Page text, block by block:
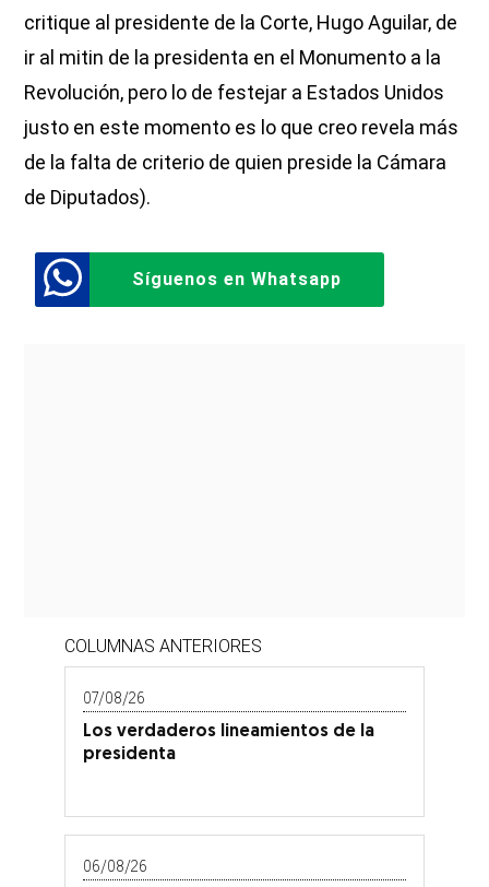
critique al presidente de la Corte, Hugo Aguilar, de
ir al mitin de la presidenta en el Monumento a la
Revolución, pero lo de festejar a Estados Unidos
justo en este momento es lo que creo revela más
de la falta de criterio de quien preside la Cámara
de Diputados).
Síguenos en Whatsapp
COLUMNAS ANTERIORES
07/08/26
Los verdaderos lineamientos de la
presidenta
06/08/26